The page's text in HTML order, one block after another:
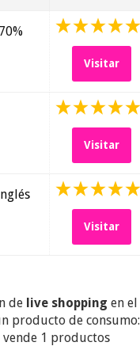
Visitar
Visitar
Visitar
de live shopping en el
producto de consumo:
vende 1 productos